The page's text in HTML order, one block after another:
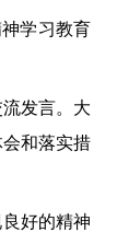
学习教育
发言。大
和落实措
好的精神